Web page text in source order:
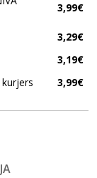
3,99€
3,29€
3,19€
3,99€